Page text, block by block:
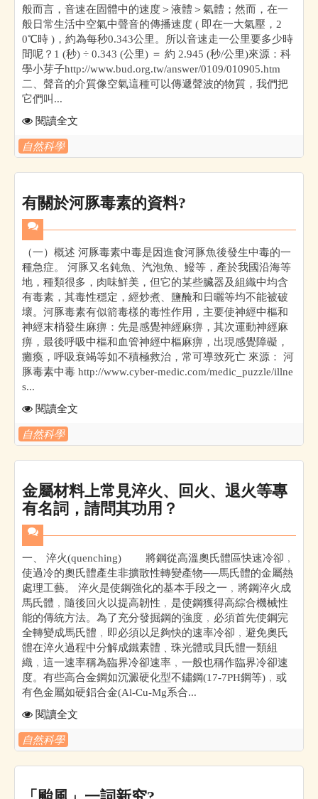
般而言，音速在固體中的速度＞液體＞氣體；然而，在一
般日常生活中空氣中聲音的傳播速度 ( 即在一大氣壓，2
0℃時 )，約為每秒0.343公里。所以音速走一公里要多少時
間呢？1 (秒) ÷ 0.343 (公里) ＝ 約 2.945 (秒/公里)來源：科
學小芽子http://www.bud.org.tw/answer/0109/010905.htm
二、聲音的介質像空氣這種可以傳遞聲波的物質，我們把
它們叫...
閱讀全文
自然科學
有關於河豚毒素的資料?
（一）概述 河豚毒素中毒是因進食河豚魚後發生中毒的一
種急症。 河豚又名鈍魚、汽泡魚、鱍等，產於我國沿海等
地，種類很多，肉味鮮美，但它的某些臟器及組織中均含
有毒素，其毒性穩定，經炒煮、鹽醃和日曬等均不能被破
壞。河豚毒素有似箭毒樣的毒性作用，主要使神經中樞和
神經末梢發生麻痹：先是感覺神經麻痹，其次運動神經麻
痹，最後呼吸中樞和血管神經中樞麻痹，出現感覺障礙，
癱瘓，呼吸衰竭等如不積極救治，常可導致死亡 來源： 河
豚毒素中毒 http://www.cyber-medic.com/medic_puzzle/illne
s...
閱讀全文
自然科學
金屬材料上常見淬火、回火、退火等專
有名詞，請問其功用？
一、 淬火(quenching) 將鋼從高溫奧氏體區快速冷卻﹐
使過冷的奧氏體產生非擴散性轉變產物──馬氏體的金屬熱
處理工藝。 淬火是使鋼強化的基本手段之一﹐將鋼淬火成
馬氏體﹐隨後回火以提高韌性﹐是使鋼獲得高綜合機械性
能的傳統方法。為了充分發掘鋼的強度﹐必須首先使鋼完
全轉變成馬氏體﹐即必須以足夠快的速率冷卻﹐避免奧氏
體在淬火過程中分解成鐵素體﹑珠光體或貝氏體一類組
織﹐這一速率稱為臨界冷卻速率﹐一般也稱作臨界冷卻速
度。有些高合金鋼如沉澱硬化型不鏽鋼(17-7PH鋼等)﹐或
有色金屬如硬鋁合金(Al-Cu-Mg系合...
閱讀全文
自然科學